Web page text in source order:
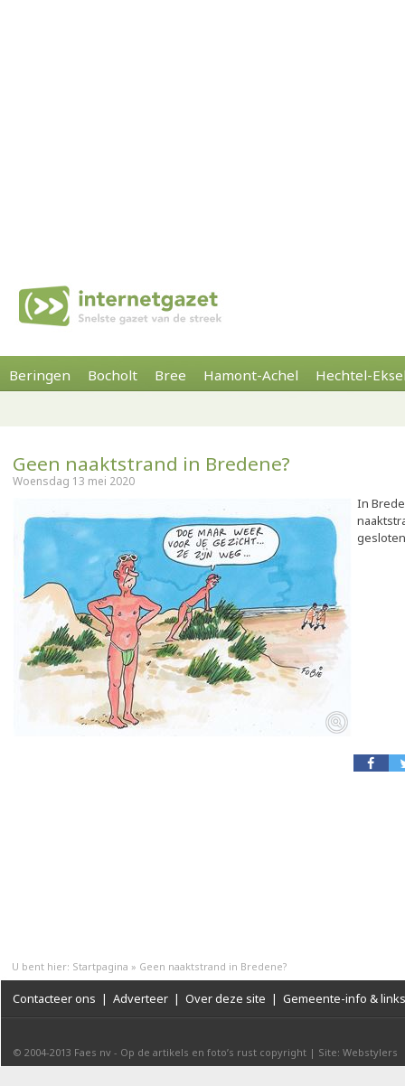
Beringen Bocholt Bree Hamont-Achel Hechtel-
Geen naaktstrand in Bredene?
Woensdag 13 mei 2020
In
U bent hier: Startpagina » Geen naaktstrand in Bredene?
Contacteer ons | Adverteer | Over deze site | Gemeente-info & links
© 2004-2013 Faes nv - Op de artikels en foto’s rust copyright | Site: Webstylers